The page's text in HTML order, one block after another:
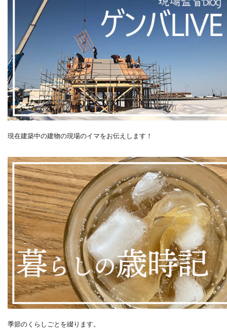
現在建築中の建物の現場のイマをお伝えします！
季節のくらしごとを綴ります。